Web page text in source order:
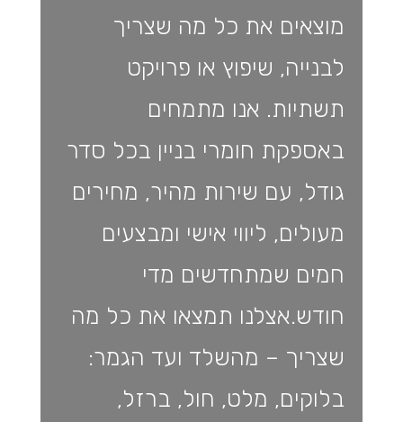
מוצאים את כל מה שצריך
לבנייה, שיפוץ או פרויקט
תשתיות. אנו מתמחים
באספקת חומרי בניין בכל סדר
גודל, עם שירות מהיר, מחירים
מעולים, ליווי אישי ומבצעים
חמים שמתחדשים מדי
חודש.אצלנו תמצאו את כל מה
שצריך – מהשלד ועד הגמר:
בלוקים, מלט, חול, ברזל,